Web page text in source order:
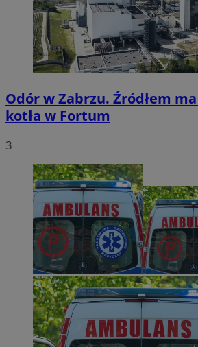
Odór w Zabrzu. Źródłem
kotła w Fortum
3